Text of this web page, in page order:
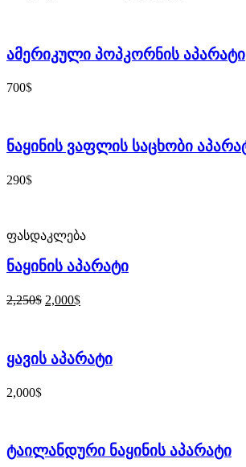
ამერიკული პოპკორნის აპარატი
700$
ნაყინის ვაფლის საცხობი
290$
ფასდაკლება
ნაყინის აპარატი
2,250$ 2,000$
ყავის აპარატი
2,000$
ტაილანდური ნაყინის აპარატი